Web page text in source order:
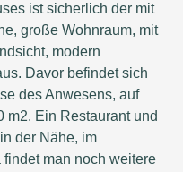
ist sicherlich der mit
große Wohnraum, mit
modern
Davor befindet sich
des Anwesens, auf
m2. Ein Restaurant und
der Nähe, im
man noch weitere